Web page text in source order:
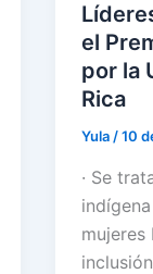
el
por la
Rica
Yula /10
· Se
mujeres